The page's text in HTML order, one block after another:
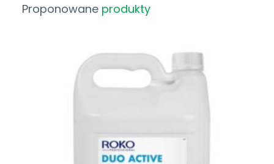
Proponowane produkty
Zobacz Więcej